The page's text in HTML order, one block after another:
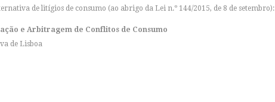
de litígios de consumo (ao abrigo da Lei n.º 144/2015, de 8 de setembro):
e Arbitragem de Conflitos de Consumo
de Lisboa